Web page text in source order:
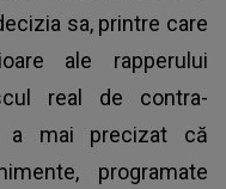
sa, printre care
ale rapperului
real de contra-
a mai precizat că
programate